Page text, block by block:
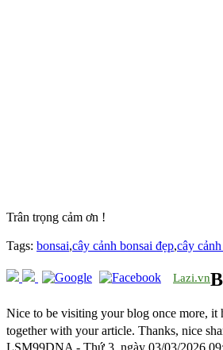
Trân trọng cảm ơn !
Tags: bonsai,cây cảnh bonsai đẹp,cây
Lazi.vn
Nice to be visiting your blog once more, it
together with your article. Thanks, nice
LSM99DNA - Thứ 3, ngày 03/03/2026